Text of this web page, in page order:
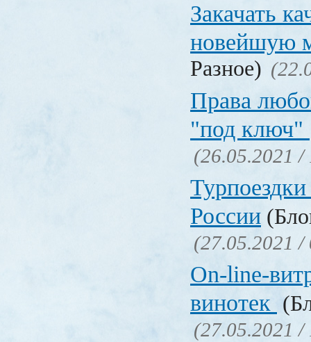
Закачать
новейшую
Разное)
Права
"под ключ"
(26.05.2021 /
России
(27.05.2021 /
On-line-
винотек
(27.05.2021 /